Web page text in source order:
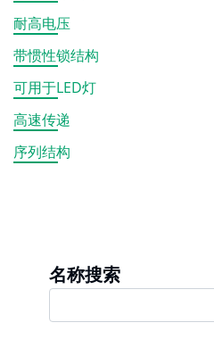
耐高电压
带惯性锁结构
可用于LED灯
高速传递
序列结构
名称搜索